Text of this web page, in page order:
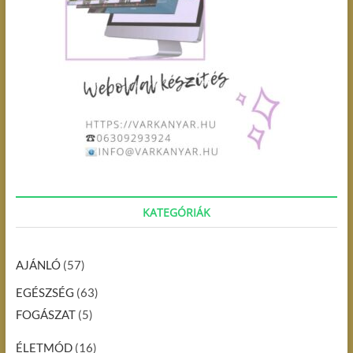
KATEGÓRIÁK
AJÁNLÓ(57)
EGÉSZSÉG (63)
FOGÁSZAT(5)
ÉLETMÓD(16)